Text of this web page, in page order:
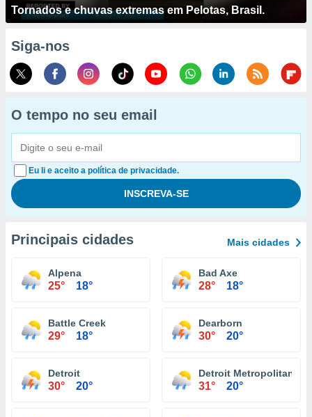
Tornados e chuvas extremas em Pelotas, Brasil.
Siga-nos
O tempo no seu email
Eu li e aceito a política de privacidade.
Principais cidades Mais cidades
Alpena
25° 18°
Bad Axe
28° 18°
Battle Creek
29° 18°
Dearborn
30° 20°
Detroit
30° 20°
Detroit Metropolitan
31° 20°